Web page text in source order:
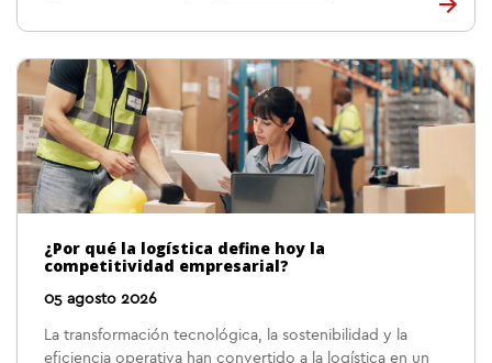
¿Por qué la logística define hoy la
competitividad empresarial?
05 agosto 2026
La transformación tecnológica, la sostenibilidad y la
eficiencia operativa han convertido a la logística en un